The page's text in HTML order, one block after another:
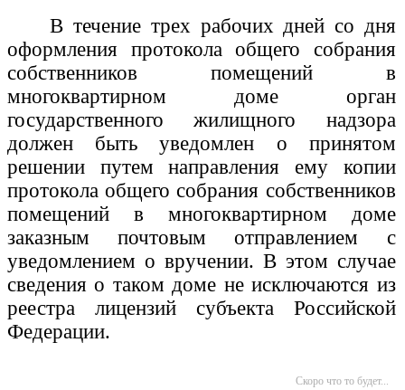
В течение трех рабочих дней со дня
оформления протокола общего собрания
собственников помещений в
многоквартирном доме орган
государственного жилищного надзора
должен быть уведомлен о принятом
решении путем направления ему копии
протокола общего собрания собственников
помещений в многоквартирном доме
заказным почтовым отправлением с
уведомлением о вручении. В этом случае
сведения о таком доме не исключаются из
реестра лицензий субъекта Российской
Федерации.
Скоро что то будет...